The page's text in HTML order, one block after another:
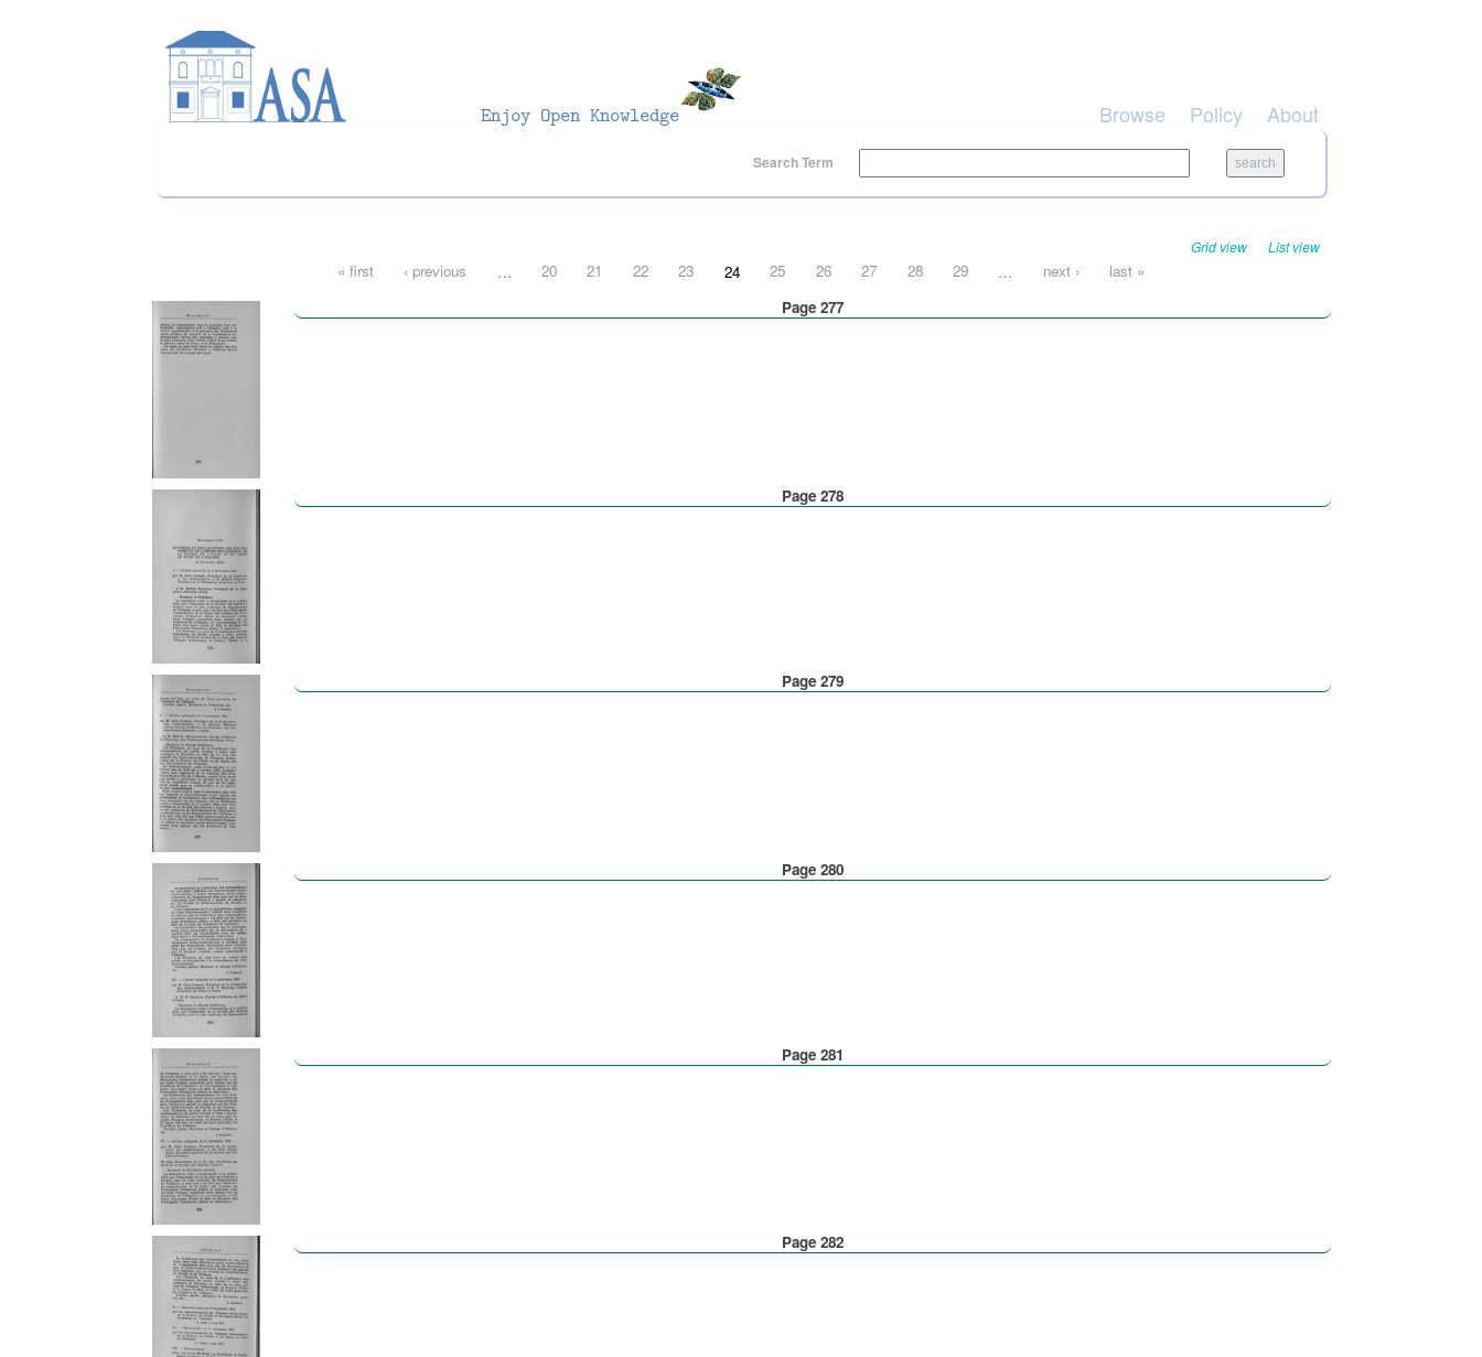
Browse Policy About
Search Term
Grid view List view
« first ‹ previous … 20 21 22 23 24 25 26 27 28 29 … next ›
last »
Page 277
Page 278
Page 279
Page 280
Page 281
Page 282